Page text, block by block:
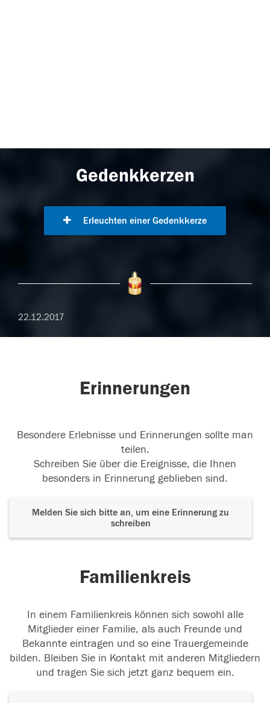
Gedenkkerzen
Erleuchten einer Gedenkkerze
22.12.2017
Erinnerungen
Besondere Erlebnisse und Erinnerungen sollte man
teilen.
Schreiben Sie über die Ereignisse, die Ihnen
besonders in Erinnerung geblieben sind.
Melden Sie sich bitte an, um eine Erinnerung zu
schreiben
Familienkreis
In einem Familienkreis können sich sowohl alle
Mitglieder einer Familie, als auch Freunde und
Bekannte eintragen und so eine Trauergemeinde
bilden. Bleiben Sie in Kontakt mit anderen Mitgliedern
und tragen Sie sich jetzt ganz bequem ein.